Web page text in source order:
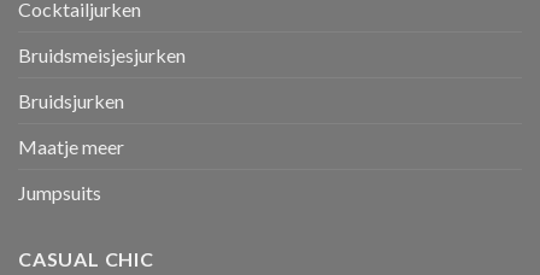
Cocktailjurken
Bruidsmeisjesjurken
Bruidsjurken
Maatje meer
Jumpsuits
CASUAL CHIC